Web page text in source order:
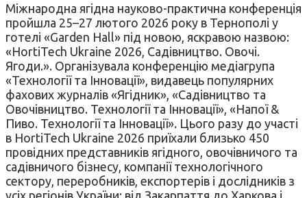
Міжнародна ягідна науково-практична конференція
пройшла 25–27 лютого 2026 року в Тернополі у
готелі «Garden Hall» під новою, яскравою назвою:
«HortiTech Ukraine 2026, Садівництво. Овочі.
Ягоди.». Організувала конференцію медіагрупа
«Технології та Інновації», видавець популярних
фахових журналів «Ягідник», «Садівництво та
Овочівництво. Технології та Інновації», «Напої &
Пиво. Технології та Інновації». Цього разу до участі
в HortiTech Ukraine 2026 приїхали близько 450
провідних представників ягідного, овочівничого та
садівничого бізнесу, компанії технологічного
сектору, переробників, експортерів і дослідників з
усіх регіонів України: від Закарпаття до Харкова і